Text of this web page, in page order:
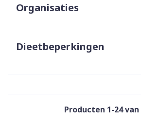
Organisaties
Dieetbeperkingen
Producten 1-24van